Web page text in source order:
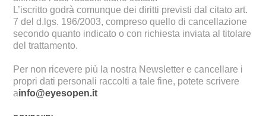
L’iscritto godrà comunque dei diritti previsti dal citato art.
7 del d.lgs. 196/2003, compreso quello di cancellazione
secondo quanto indicato o con richiesta inviata al titolare
del trattamento.
Per non ricevere più la nostra Newsletter e cancellare i
propri dati personali raccolti a tale fine, potete scrivere
ainfo@eyesopen.it